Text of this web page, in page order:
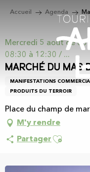
principal
Accueil Agenda
Mercredi 5 août de
08:30 à 12:30 / ...
Marché du Mas
MANIFESTATIONS
PRODUITS DU TERROIR
Place du champ de
M'y rendre
Partager Ajouter